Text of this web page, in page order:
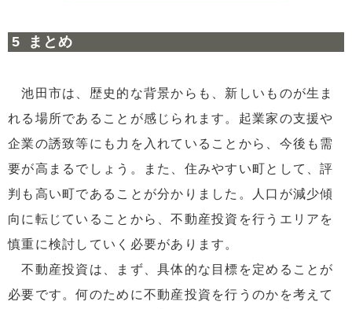
まとめ
池田市は、歴史的な背景からも、新しいものが生ま
れる場所であることが感じられます。起業家の支援や
企業の誘致等にも力を入れていることから、今後も需
要が高まるでしょう。また、住みやすい町として、評
判も高い町であることが分かりました。人口が減少傾
向に転じていることから、不動産投資を行うエリアを
慎重に検討していく必要があります。
不動産投資は、まず、具体的な目標を定めることが
必要です。何のために不動産投資を行うのかを考えて